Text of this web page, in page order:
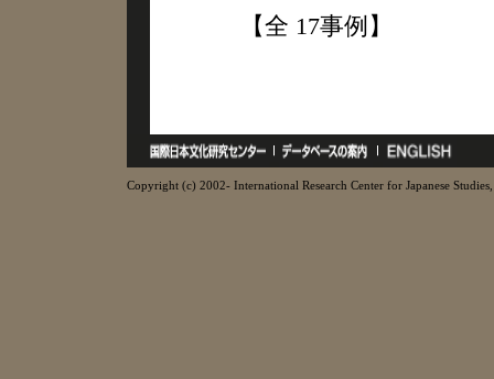
【全 17事例】
Copyright (c) 2002- International Research Center for Japanese